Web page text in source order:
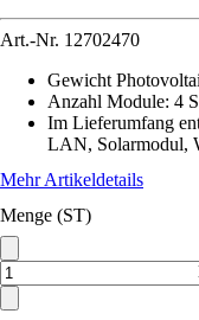
Art.-Nr. 12702470
Gewicht
Anzahl Module: 4
Im Lieferumfang
LAN, Solarmodul,
Mehr Artikeldetails
Menge (ST)